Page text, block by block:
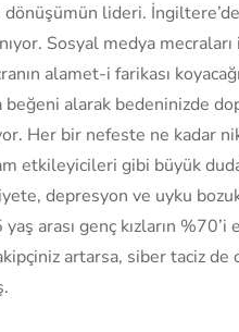
lideri.
Sosyal medya mecraları
alamet-i farikası
alarak bedeninizde
Her bir nefeste ne kadar
etkileyicileri gibi büyük
depresyon ve uyku
arası genç kızların
artarsa, siber taciz de